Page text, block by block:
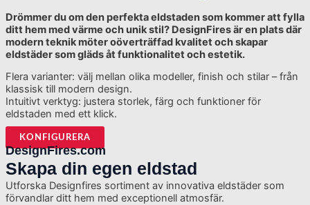
Drömmer du om den perfekta eldstaden som kommer att fylla
ditt hem med värme och unik stil? DesignFires är en plats där
modern teknik möter oöverträffad kvalitet och skapar
eldstäder som gläds åt funktionalitet och estetik.
Flera varianter: välj mellan olika modeller, finish och stilar – från
klassisk till modern design.
Intuitivt verktyg: justera storlek, färg och funktioner för
eldstaden med ett klick.
KONFIGURERA
DesignFires.com
Skapa din egen eldstad
Utforska Designfires sortiment av innovativa eldstäder som
förvandlar ditt hem med exceptionell atmosfär.